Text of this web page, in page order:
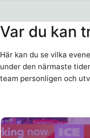
Var du kan
Här kan du se vilka
under den närmaste
team personligen och